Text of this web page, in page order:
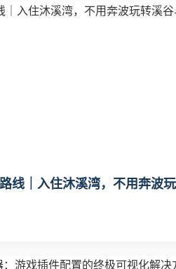
线｜入住沐溪湾，不用奔波